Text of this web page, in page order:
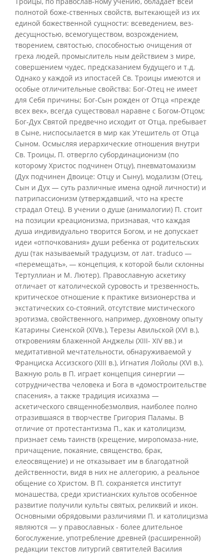
полнотой боже-ственных свойств, вытекающей из их
единой божественной сущности: всеведением, вез-
десущностью, всемогуществом, возрождением,
творением, святостью, способностью очищения от
греха людей, промыслитель ным действием з мире,
совершением чудес, предсказанием будущего и т.д.
Однако у каждой из ипостасей Св. Троицы имеются и
особые отличительные свойства: Бог-Отец не имеет
для Себя причины; Бог-Сын рожден от Отца «прежде
всех век», всегда существовал наравне с Богом-Отцом;
Бог-Дух Святой предвечно исходит от Отца, пребывает
в Сыне, ниспосылается в мир как Утешитель от Отца
Сыном. Осмысляя иерархические отношения внутри
Св. Троицы, П. отвергло субординационизм (по
которому Христос подчинен Отцу), пневматомахизм
(Дух подчинен Двоице: Отцу и Сыну), модализм (Отец,
Сын и Дух — суть различные имена одной личности) и
патрипассионизм (утверждавший, что на кресте
страдал Отец). В учении о душе (анималогии) П. стоит
на позиции креационизма, признавая, что каждая
душа индивидуально творится Богом, и не допускает
идеи «отпочкования» души ребенка от родительских
душ (так называемый традуцизм, от лат. traduco —
«перемещать», — концепция, к которой были склонны
Тертуллиан и М. Лютер). Православную аскетику
отличает от католической суровость и трезвенность,
критическое отношение к практике визионерства и
экстатических со-стояний, отсутствие мистического
эротизма, свойственного, например, духовному опыту
Катарины Сиенской (XIVв.), Терезы Авильской (XVI в.),
откровениям блаженной Анджелы (XIII- XIV вв.) и
медитативной мечтательности, обнаруживаемой у
Франциска Ассизского (XIII в.), Игнатия Лойолы (XVI в.).
Важную роль в П. играет концепция синергии —
сотрудничества человека и Бога в «домостроительстве
спасения», а также традиция исихазма —
аскетического священнобезмолвия, наиболее полно
отразившаяся в творчестве Григория Паламы. В
отличие от протестантизма П., как и католицизм,
признает семь таинств (крещение, миропомаза-ние,
причащение, покаяние, священство, брак,
елеосвящение) и не отказывает им в благодатной
действенности, видя в них не аллегорию, а реальное
общение со Христом. В П. сохраняется институт
монашества, среди христианских культов особенное
развитие получили культы святых, реликвий и икон.
Основными обрядовыми различиями П. и католицизма
являются — у православных - более длительное
богослужение, употребление древней (расширенной)
редакции текстов литургий святителей Василия